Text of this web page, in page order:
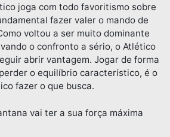
joga com todo favoritismo sobre
fazer valer o mando de
voltou a ser muito dominante
o confronto a sério, o Atlético
abrir vantagem. Jogar de forma
o equilíbrio característico, é o
fazer o que busca.
vai ter a sua força máxima